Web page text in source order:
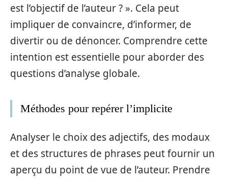
est l’objectif de l’auteur ? ». Cela peut
impliquer de convaincre, d’informer, de
divertir ou de dénoncer. Comprendre cette
intention est essentielle pour aborder des
questions d’analyse globale.
Méthodes pour repérer l’implicite
Analyser le choix des adjectifs, des modaux
et des structures de phrases peut fournir un
aperçu du point de vue de l’auteur. Prendre